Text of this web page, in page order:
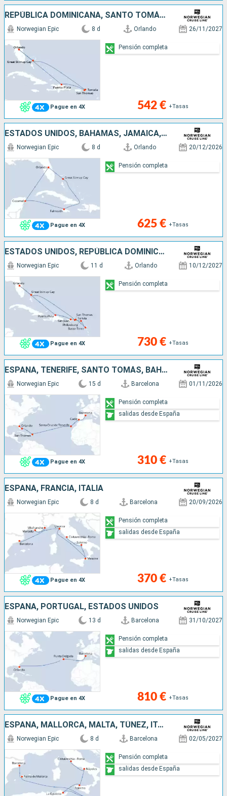
REPÚBLICA DOMINICANA, SANTO TOMÁS, TÓRTOLA, BAHAMAS, ESTADOS UNIDOS
Pague en 4X
Norwegian Epic 8 d Orlando 26/11/2027
542 € +Tasas
Pensión completa
ESTADOS UNIDOS, BAHAMAS, JAMAICA, MÉXICO
Pague en 4X
Norwegian Epic 8 d Orlando 20/12/2026
625 € +Tasas
Pensión completa
ESTADOS UNIDOS, REPÚBLICA DOMINICANA, PORTO RICO, TÓRTOLA, GUADALUPE, SAN MARTÍN, SANTO TOMÁS, BAHAMAS
Pague en 4X
Norwegian Epic 11 d Orlando 10/12/2027
730 € +Tasas
Pensión completa
ESPAÑA, TENERIFE, SANTO TOMÁS, BAHAMAS, ESTADOS UNIDOS
Pague en 4X
Norwegian Epic 15 d Barcelona 01/11/2026
310 € +Tasas
Pensión completa
salidas desde España
ESPAÑA, FRANCIA, ITALIA
Pague en 4X
Norwegian Epic 8 d Barcelona 20/09/2026
370 € +Tasas
Pensión completa
salidas desde España
ESPAÑA, PORTUGAL, ESTADOS UNIDOS
Pague en 4X
Norwegian Epic 13 d Barcelona 31/10/2027
810 € +Tasas
Pensión completa
salidas desde España
ESPAÑA, MALLORCA, MALTA, TÚNEZ, ITALIA
Norwegian Epic 8 d Barcelona 02/05/2027
Pensión completa
salidas desde España